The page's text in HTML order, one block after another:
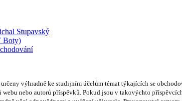
Stupavský
Boty)
výhradně ke studijním účelům témat týkajících se
nebo autorů příspěvků. Pokud jsou v takovýchto